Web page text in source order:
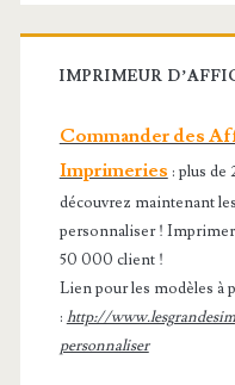
IMPRIMEUR
Commander des
Imprimeries : plus
découvrez maintenant
personnaliser !
50 000 client !
Lien pour les modèles à
: http://
personnaliser